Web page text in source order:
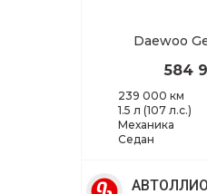
Daewoo
584
239 000 км
1.5 л (107 л.с.)
Механика
Седан